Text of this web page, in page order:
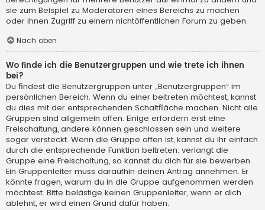
sie zum Beispiel zu Moderatoren eines Bereichs zu machen
oder ihnen Zugriff zu einem nichtöffentlichen Forum zu geben.
Nach oben
Wo finde ich die Benutzergruppen und wie trete ich ihnen
bei?
Du findest die Benutzergruppen unter „Benutzergruppen“ im
persönlichen Bereich. Wenn du einer beitreten möchtest, kannst
du dies mit der entsprechenden Schaltfläche machen. Nicht alle
Gruppen sind allgemein offen. Einige erfordern erst eine
Freischaltung, andere können geschlossen sein und weitere
sogar versteckt. Wenn die Gruppe offen ist, kannst du ihr einfach
durch die entsprechende Funktion beitreten; verlangt die
Gruppe eine Freischaltung, so kannst du dich für sie bewerben.
Ein Gruppenleiter muss daraufhin deinen Antrag annehmen. Er
könnte fragen, warum du in die Gruppe aufgenommen werden
möchtest. Bitte belästige keinen Gruppenleiter, wenn er dich
ablehnt, er wird einen Grund dafür haben.